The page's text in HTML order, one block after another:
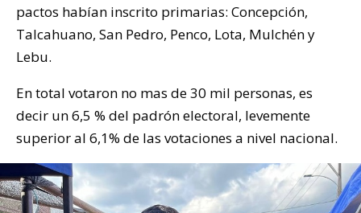
pactos habían inscrito primarias: Concepción,
Talcahuano, San Pedro, Penco, Lota, Mulchén y
Lebu.
En total votaron no mas de 30 mil personas, es
decir un 6,5 % del padrón electoral, levemente
superior al 6,1% de las votaciones a nivel nacional.